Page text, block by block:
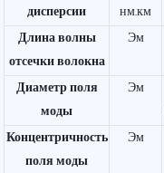
дисперсии
нм.км
Длина волны
отсечки волокна
Эм
Диаметр поля
моды
Эм
Концентричность
поля моды
Эм